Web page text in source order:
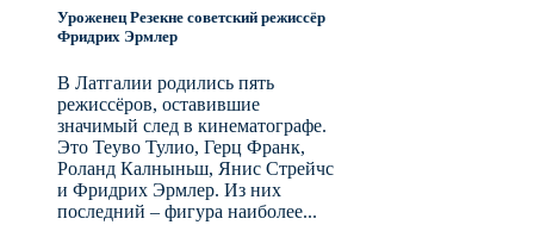
Уроженец Резекне советский режиссёр
Фридрих Эрмлер
В Латгалии родились пять
режиссёров, оставившие
значимый след в кинематографе.
Это Теуво Тулио, Герц Франк,
Роланд Калныньш, Янис Стрейчс
и Фридрих Эрмлер. Из них
последний – фигура наиболее...